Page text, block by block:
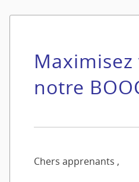
notre
Chers apprenants ,